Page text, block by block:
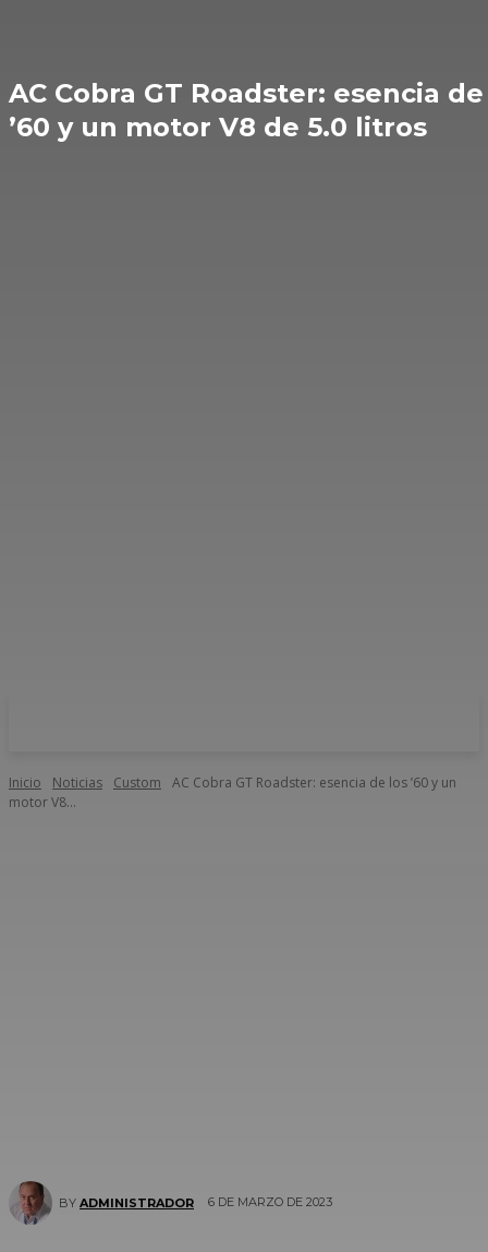
Inicio Noticias Custom
AC Cobra GT Roadster: esencia de los ’60 y un
motor V8...
AC Cobra GT Roadster: esencia
’60 y un motor V8 de 5.0 litros
BY ADMINISTRADOR 6 DE MARZO DE 2023